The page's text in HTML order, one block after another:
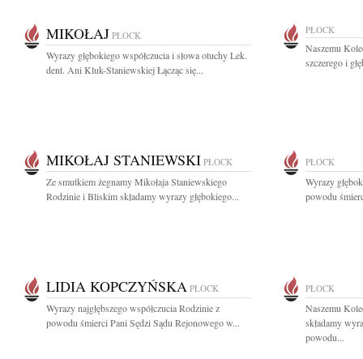
MIKOŁAJ PŁOCK
Wyrazy głębokiego współczucia i słowa otuchy Lek.
dent. Ani Kluk-Staniewskiej Łącząc się...
PŁOCK
Naszemu
szczerego i
MIKOŁAJ STANIEWSKI PŁOCK
Ze smutkiem żegnamy Mikołaja Staniewskiego
Rodzinie i Bliskim składamy wyrazy głębokiego...
PŁOCK
Wyrazy
powodu
LIDIA KOPCZYŃSKA PŁOCK
Wyrazy najgłębszego współczucia Rodzinie z
powodu śmierci Pani Sędzi Sądu Rejonowego w...
PŁOCK
Naszemu
składamy
powodu...